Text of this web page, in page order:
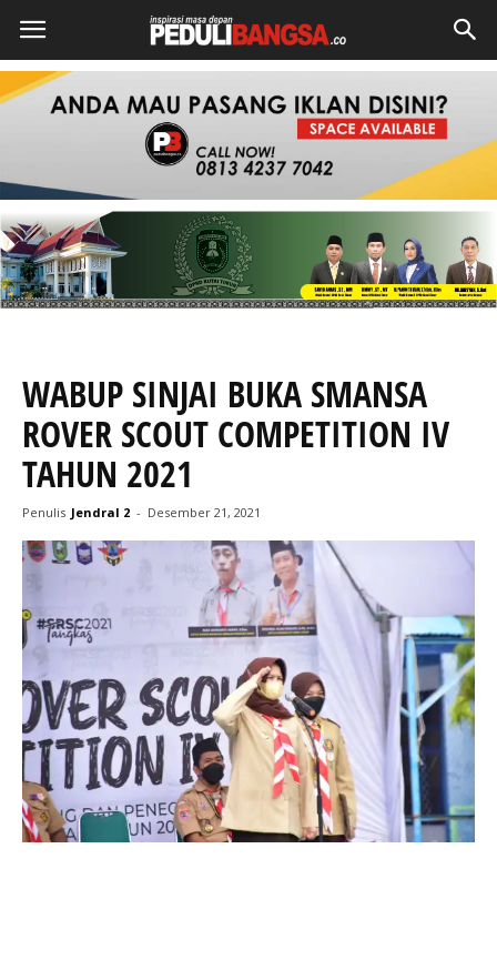
WABUP SINJAI BUKA SMANSA
ROVER SCOUT COMPETITION IV
TAHUN 2021
Penulis Jendral 2 - Desember 21, 2021